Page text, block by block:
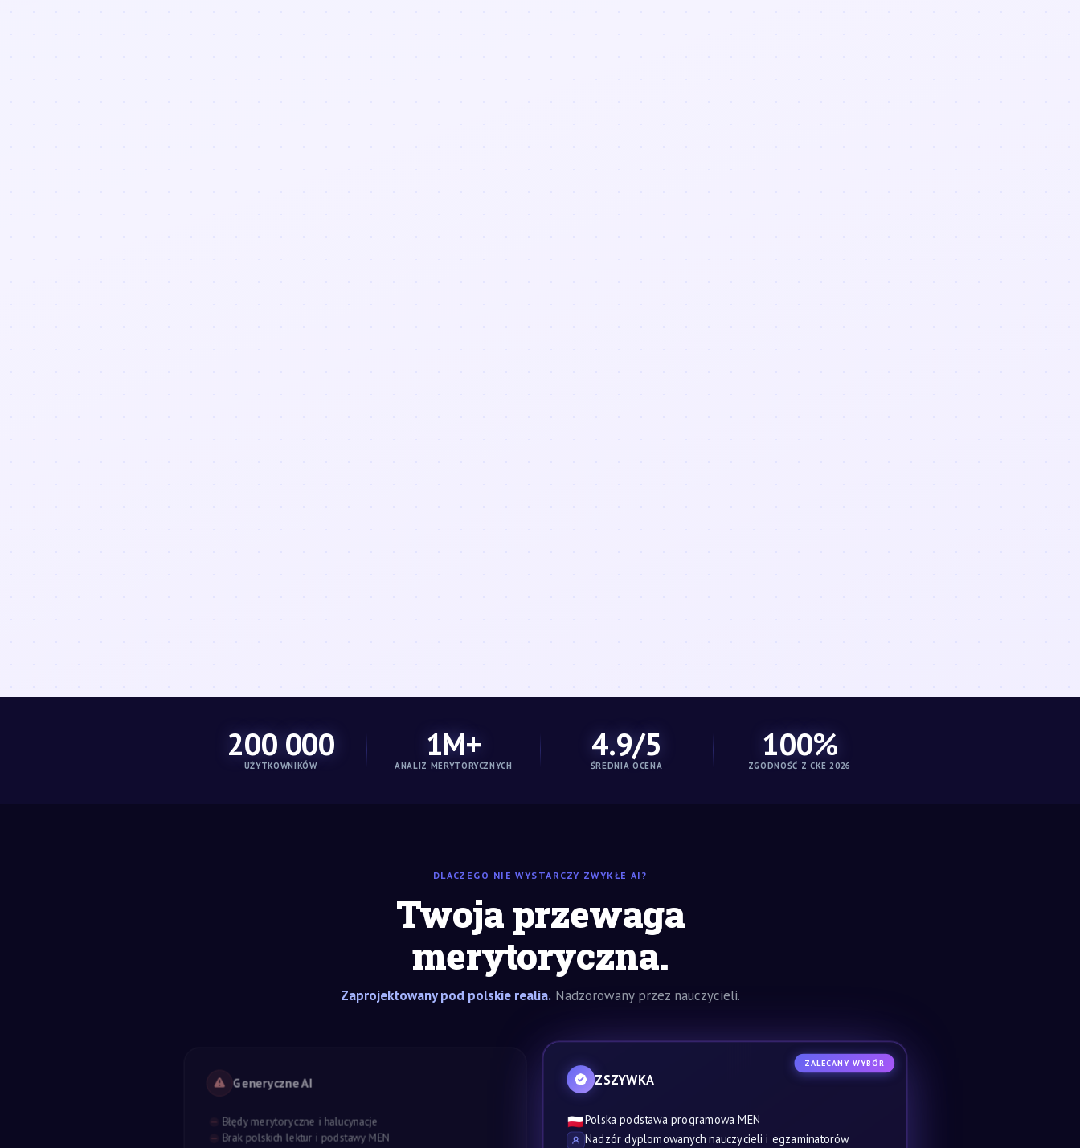
200 000
UŻYTKOWNIKÓW
1M+
ANALIZ MERYTORYCZNYCH
4.9/5
ŚREDNIA OCENA
100%
ZGODNOŚĆ Z CKE 2026
DLACZEGO NIE WYSTARCZY ZWYKŁE AI?
Twoja przewaga
merytoryczna.
Zaprojektowany pod polskie realia.Nadzorowany przez nauczycieli.
Generyczne AI
Błędy merytoryczne i halucynacje
Brak polskich lektur i podstawy MEN
ZALECANY WYBÓR
ZSZYWKA
🇵🇱Polska podstawa programowa MEN
Nadzór dyplomowanych nauczycieli i egzaminatorów